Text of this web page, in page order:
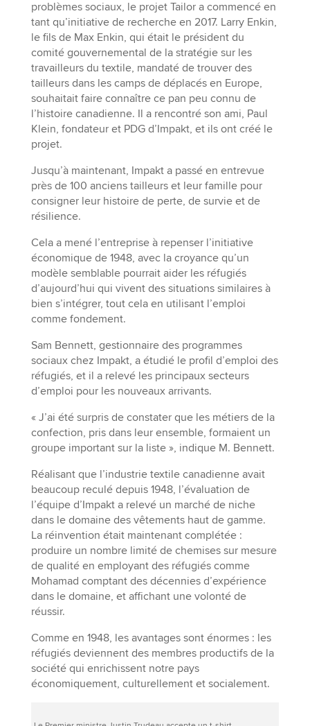
problèmes sociaux, le projet Tailor a commencé en
tant qu’initiative de recherche en 2017. Larry Enkin,
le fils de Max Enkin, qui était le président du
comité gouvernemental de la stratégie sur les
travailleurs du textile, mandaté de trouver des
tailleurs dans les camps de déplacés en Europe,
souhaitait faire connaître ce pan peu connu de
l’histoire canadienne. Il a rencontré son ami, Paul
Klein, fondateur et PDG d’Impakt, et ils ont créé le
projet.
Jusqu’à maintenant, Impakt a passé en entrevue
près de 100 anciens tailleurs et leur famille pour
consigner leur histoire de perte, de survie et de
résilience.
Cela a mené l’entreprise à repenser l’initiative
économique de 1948, avec la croyance qu’un
modèle semblable pourrait aider les réfugiés
d’aujourd’hui qui vivent des situations similaires à
bien s’intégrer, tout cela en utilisant l’emploi
comme fondement.
Sam Bennett, gestionnaire des programmes
sociaux chez Impakt, a étudié le profil d’emploi des
réfugiés, et il a relevé les principaux secteurs
d’emploi pour les nouveaux arrivants.
« J’ai été surpris de constater que les métiers de la
confection, pris dans leur ensemble, formaient un
groupe important sur la liste », indique M. Bennett.
Réalisant que l’industrie textile canadienne avait
beaucoup reculé depuis 1948, l’évaluation de
l’équipe d’Impakt a relevé un marché de niche
dans le domaine des vêtements haut de gamme.
La réinvention était maintenant complétée :
produire un nombre limité de chemises sur mesure
de qualité en employant des réfugiés comme
Mohamad comptant des décennies d’expérience
dans le domaine, et affichant une volonté de
réussir.
Comme en 1948, les avantages sont énormes : les
réfugiés deviennent des membres productifs de la
société qui enrichissent notre pays
économiquement, culturellement et socialement.